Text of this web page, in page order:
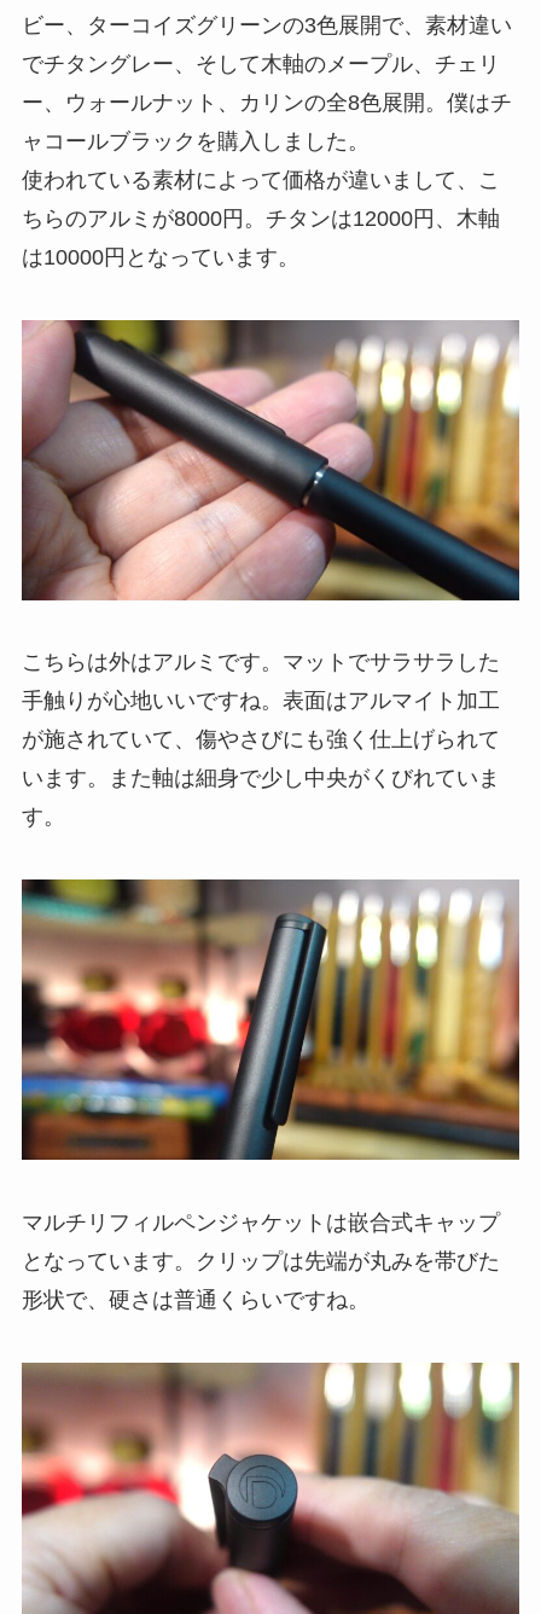
ビー、ターコイズグリーンの3色展開で、 素材違い
でチタングレー、そして木軸のメープル、チェリ
ー、ウォールナット、カリンの全8色展開 。僕はチ
ャコールブラックを購入しました。
使われている素材によって価格が違いまして、こ
ちらのアルミが8000円。チタンは12000円、木軸
は10000円となっています。
こちらは外はアルミです。マットでサラサラした
手触りが心地いいですね。表面はアルマイト加工
が施されていて、傷やさびにも強く仕上げられて
います。また軸は細身で少し中央がくびれていま
す。
マルチリフィルペンジャケットは嵌合式キャップ
となっています。クリップは先端が丸みを帯びた
形状で、硬さは普通くらいですね。